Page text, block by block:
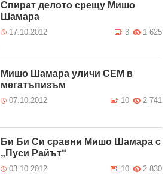
Спират делото срещу Мишо
Шамара
17.10.2012 1 625
3
Мишо Шамара уличи СЕМ в
мегатъпизъм
07.10.2012 2 741
10
Би Би Си сравни Мишо Шамара с
„Пуси Райът“
03.10.2012 2 830
10